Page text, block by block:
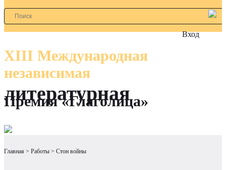
Вход
XIII Международная
независимая
литературная
Премия «Глаголица»
Главная Работы Стон войны